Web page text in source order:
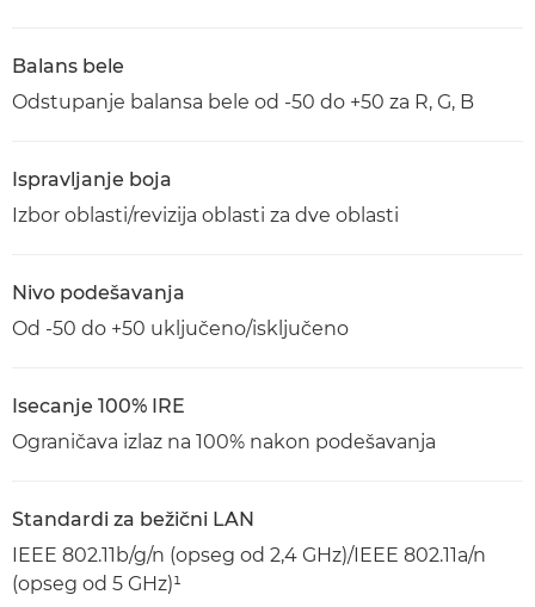
Balans bele
Odstupanje balansa bele od -50 do +50 za R, G, B
Ispravljanje boja
Izbor oblasti/revizija oblasti za dve oblasti
Nivo podešavanja
Od -50 do +50 uključeno/isključeno
Isecanje 100% IRE
Ograničava izlaz na 100% nakon podešavanja
Standardi za bežični LAN
IEEE 802.11b/g/n (opseg od 2,4 GHz)/IEEE 802.11a/n
(opseg od 5 GHz)¹